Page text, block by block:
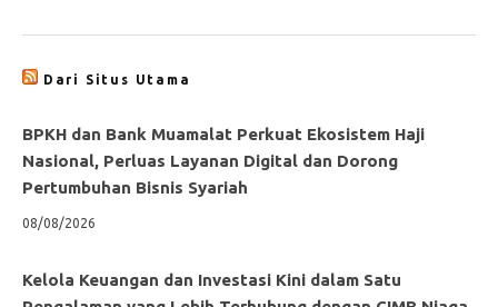
Dari Situs Utama
BPKH dan Bank Muamalat Perkuat Ekosistem Haji
Nasional, Perluas Layanan Digital dan Dorong
Pertumbuhan Bisnis Syariah
08/08/2026
Kelola Keuangan dan Investasi Kini dalam Satu